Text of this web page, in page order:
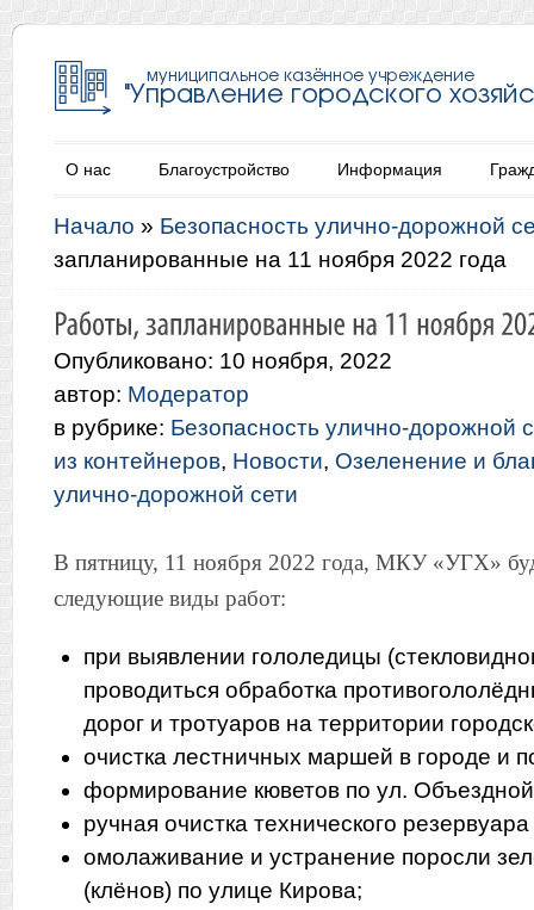
О нас Благоустройство Информация
Начало » Безопасность улично-дорожной
запланированные на 11 ноября 2022 года
Опубликовано: 10 ноября, 2022
автор: Модератор
в рубрике: Безопасность улично-дорожной
из контейнеров, Новости, Озеленение и
улично-дорожной сети
В пятницу, 11 ноября 2022 года, МКУ «УГХ»
следующие виды работ:
при выявлении гололедицы
проводиться обработка
дорог и тротуаров на территории
очистка лестничных маршей в городе и
формирование кюветов по ул.
ручная очистка технического
омолаживание и устранение поросли
(клёнов) по улице Кирова;